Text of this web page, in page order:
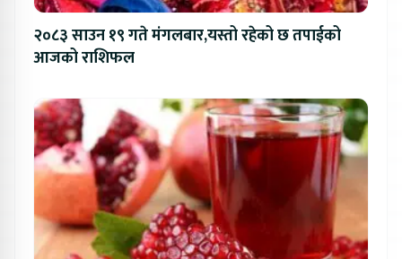
२०८३ साउन १९ गते मंगलबार,यस्तो रहेको छ तपाईको
आजको राशिफल